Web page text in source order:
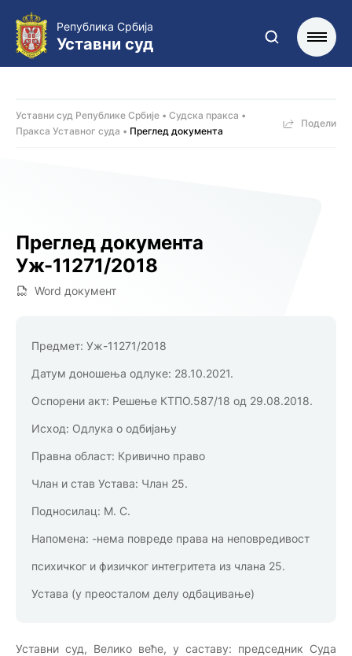
Република Србија
Уставни суд
Преглед документа
Уж-11271/2018
Word документ
Предмет: Уж-11271/2018
Датум доношења одлуке: 28.10.2021.
Оспорени акт: Решење КТПО.587/18 од 29.08.2018.
Исход: Одлука о одбијању
Правна област: Кривично право
Члан и став Устава: Члан 25.
Подносилац: М. С.
Напомена: -нема повреде права на неповредивост
психичког и физичког интегритета из члана 25.
Устава (у преосталом делу одбацивање)
Уставни суд, Велико веће, у саставу: председник Суда
Уставни суд Републике Србије
Судска пракса
Пракса Уставног суда
Преглед документа
Подели